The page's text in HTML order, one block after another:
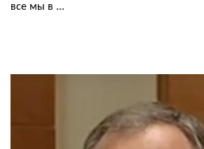
все мы в ...